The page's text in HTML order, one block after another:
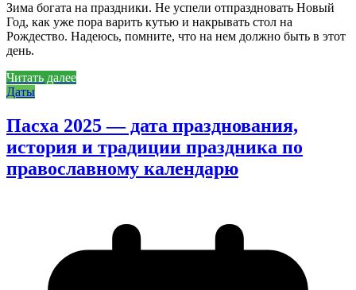
Зима богата на праздники. Не успели отпраздновать Новый
Год, как уже пора варить кутью и накрывать стол на
Рождество. Надеюсь, помните, что на нем должно быть в этот
день.
Читать далее
Даты
Пасха 2025 — дата празднования,
история и традиции праздника по
православному календарю